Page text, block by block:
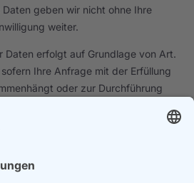
geben wir nicht ohne Ihre
weiter.
Daten erfolgt auf Grundlage von Art.
Ihre Anfrage mit der Erfüllung
oder zur Durchführung
auf unserem berechtigten
Abs. 1 lit. a DSGVO) sofern diese